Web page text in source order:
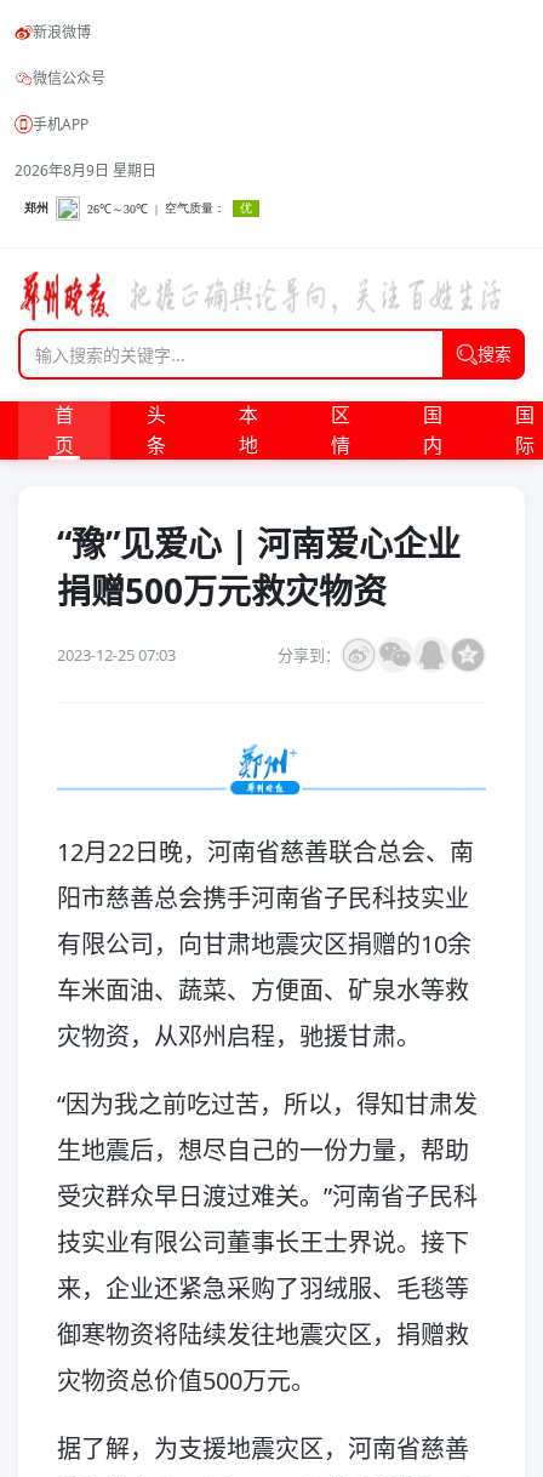
新浪微博
微信公众号
手机APP
2026年8月9日 星期日
搜索
首
页
头
条
本
地
区
情
国
内
国
际
“豫”见爱心 | 河南爱心企业
捐赠500万元救灾物资
2023-12-25 07:03 分享到：
12月22日晚，河南省慈善联合总会、南
阳市慈善总会携手河南省子民科技实业
有限公司，向甘肃地震灾区捐赠的10余
车米面油、蔬菜、方便面、矿泉水等救
灾物资，从邓州启程，驰援甘肃。
“因为我之前吃过苦，所以，得知甘肃发
生地震后，想尽自己的一份力量，帮助
受灾群众早日渡过难关。”河南省子民科
技实业有限公司董事长王士界说。接下
来，企业还紧急采购了羽绒服、毛毯等
御寒物资将陆续发往地震灾区，捐赠救
灾物资总价值500万元。
据了解，为支援地震灾区，河南省慈善